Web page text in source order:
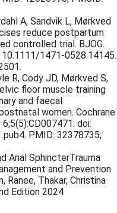
A, Sandvik L, Mørkved
reduce postpartum
controlled trial. BJOG.
1471-0528.14145.
R, Cody JD, Mørkved S,
floor muscle training
and faecal
women. Cochrane
doi:
PMID: 32378735;
Anal SphincterTrauma
and Prevention
Ranee, Thakar, Christina
Edition 2024